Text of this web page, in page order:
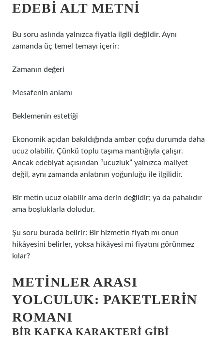
EDEBI ALT METNI
Bu soru aslında yalnızca fiyatla ilgili değildir. Aynı
zamanda üç temel temayı içerir:
Zamanın değeri
Mesafenin anlamı
Beklemenin estetiği
Ekonomik açıdan bakıldığında ambar çoğu durumda daha
ucuz olabilir. Çünkü toplu taşıma mantığıyla çalışır.
Ancak edebiyat açısından “ucuzluk” yalnızca maliyet
değil, aynı zamanda anlatının yoğunluğu ile ilgilidir.
Bir metin ucuz olabilir ama derin değildir; ya da pahalıdır
ama boşluklarla doludur.
Şu soru burada belirir: Bir hizmetin fiyatı mı onun
hikâyesini belirler, yoksa hikâyesi mi fiyatını görünmez
kılar?
METINLER ARASI
YOLCULUK: PAKETLERIN
ROMANI
BIR KAFKA KARAKTERI GIBI